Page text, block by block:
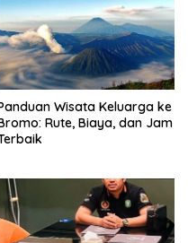
Wisata Keluarga ke
Rute, Biaya, dan Jam